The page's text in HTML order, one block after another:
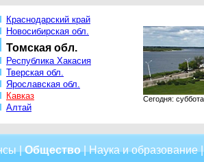
Краснодарский край
Новосибирская обл.
Томская обл.
Республика Хакасия
Тверская обл.
Ярославская обл.
Кавказ
Алтай
Сегодня:
|Общество|Наука и образование